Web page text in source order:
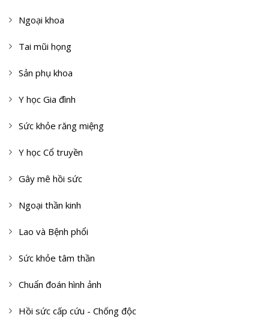
Ngoại khoa
Tai mũi họng
Sản phụ khoa
Y học Gia đình
Sức khỏe răng miệng
Y học Cổ truyền
Gây mê hồi sức
Ngoại thần kinh
Lao và Bệnh phổi
Sức khỏe tâm thần
Chuẩn đoán hình ảnh
Hồi sức cấp cứu - Chống độc